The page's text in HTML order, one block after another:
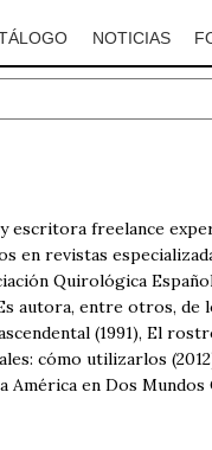
NOTICIAS
y escritora freelance
en revistas
Quirológica
autora, entre otros,
(1991), El
cómo utilizarlos
América en Dos